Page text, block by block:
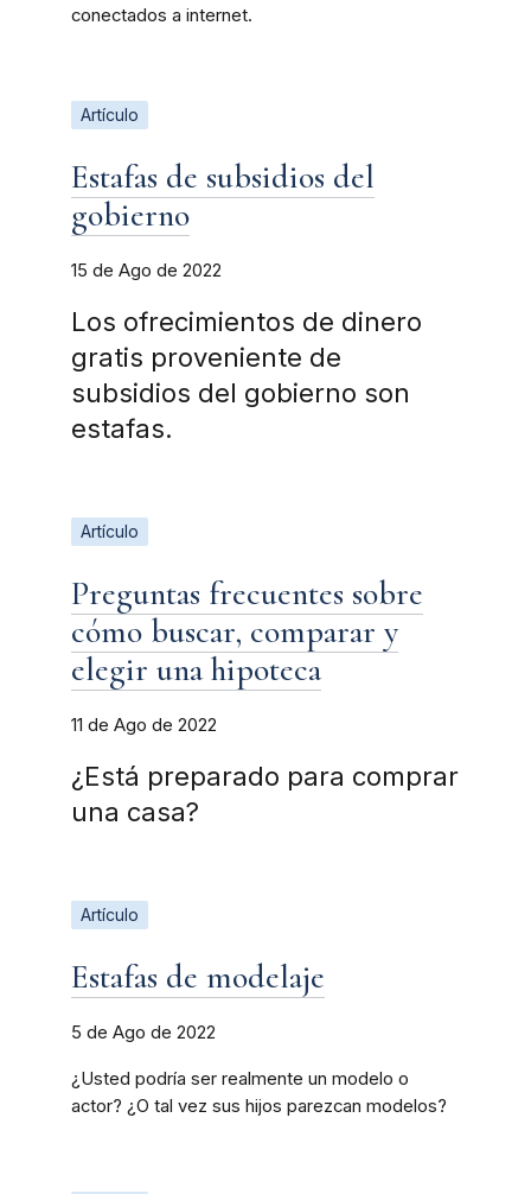
conectados a internet.
Artículo
Estafas de subsidios del
gobierno
15 de Ago de 2022
Los ofrecimientos de dinero
gratis proveniente de
subsidios del gobierno son
estafas.
Artículo
Preguntas frecuentes sobre
cómo buscar, comparar y
elegir una hipoteca
11 de Ago de 2022
¿Está preparado para comprar
una casa?
Artículo
Estafas de modelaje
5 de Ago de 2022
¿Usted podría ser realmente un modelo o
actor? ¿O tal vez sus hijos parezcan modelos?